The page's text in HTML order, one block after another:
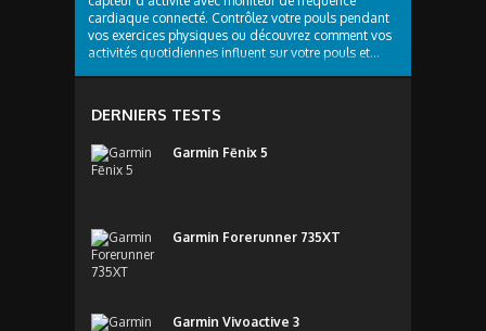
cardiaque connecté. Contrôlez votre pouls pendant
vos exercices physiques ou découvrez comment vos
activités quotidiennes influent sur votre pouls et...
DERNIERS TESTS
Garmin Fēnix 5
Garmin Forerunner 735XT
Garmin Vivoactive 3